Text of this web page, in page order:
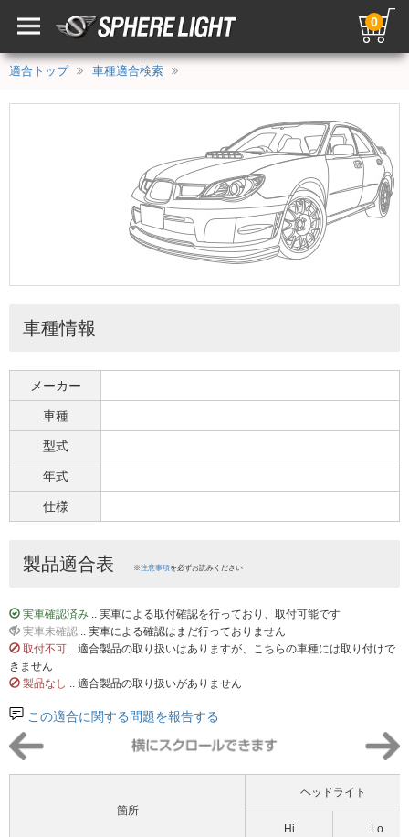
0
適合トップ 車種適合検索
車種情報
メーカー
車種
型式
年式
仕様
製品適合表 ※注意事項を必ずお読みください
実車確認済み .. 実車による取付確認を行っており、取付可能です
実車未確認 .. 実車による確認はまだ行っておりません
取付不可 .. 適合製品の取り扱いはありますが、こちらの車種には取り付けで
きません
製品なし .. 適合製品の取り扱いがありません
この適合に関する問題を報告する
箇所
ヘッドライト
Hi Lo